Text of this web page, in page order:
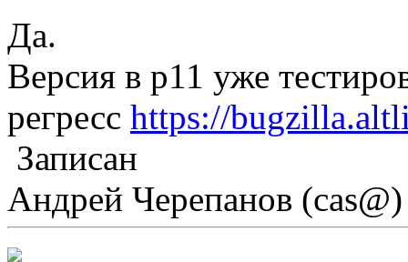
Да.
Версия в p11 уже
регресс https://
Записан
Андрей Черепанов (cas@)